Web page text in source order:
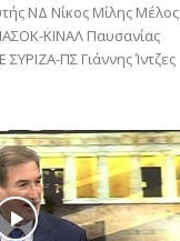
ΝΔ Νίκος Μίλης Μέλος
ΚΙΝΑΛ Παυσανίας
ΠΣ Γιάννης Ίντζες